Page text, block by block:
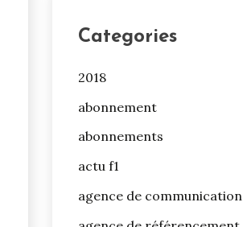
Categories
2018
abonnement
abonnements
actu f1
agence de communication